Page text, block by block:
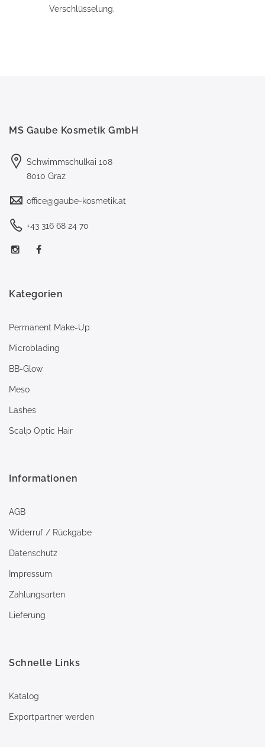
Verschlüsselung.
MS Gaube Kosmetik GmbH
Schwimmschulkai 108
8010 Graz
office@gaube-kosmetik.at
+43 316 68 24 70
Kategorien
Permanent Make-Up
Microblading
BB-Glow
Meso
Lashes
Scalp Optic Hair
Informationen
AGB
Widerruf / Rückgabe
Datenschutz
Impressum
Zahlungsarten
Lieferung
Schnelle Links
Katalog
Exportpartner werden